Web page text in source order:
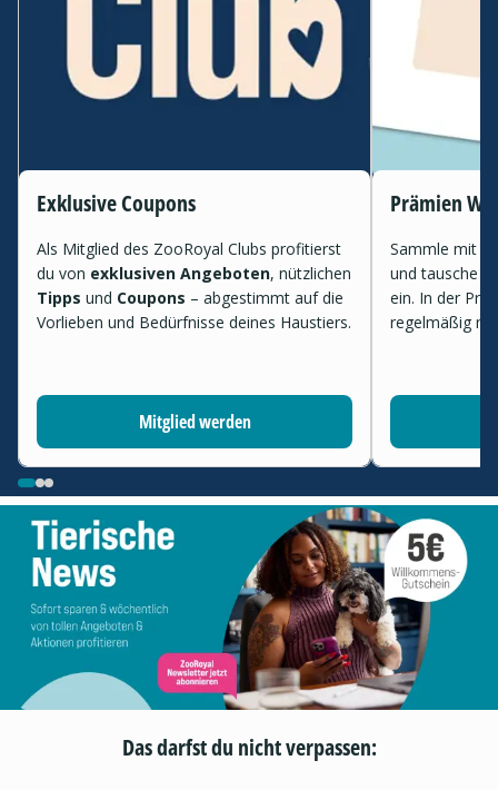
Exklusive Coupons
Als Mitglied des ZooRoyal Clubs profitierst
du von exklusiven Angeboten, nützlichen
Tipps und Coupons – abgestimmt auf die
Vorlieben und Bedürfnisse deines Haustiers.
Mitglied werden
Prämien
Sammle mit
und tausche
ein. In der
regelmäßig
Das darfst du nicht verpassen: